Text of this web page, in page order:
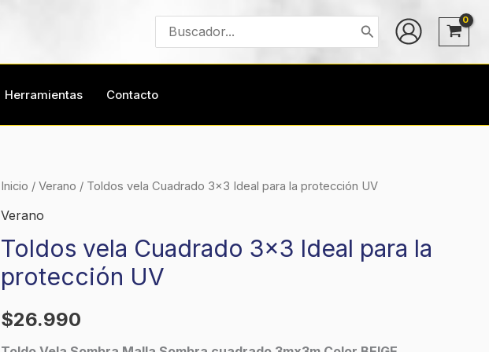
Buscar
por:
Herramientas Contacto
Inicio / Verano / Toldos vela Cuadrado 3×3 Ideal para la protección UV
Verano
Toldos vela Cuadrado 3×3 Ideal para la
protección UV
$26.990
Toldos
vela
3x3
Ideal
la
protección